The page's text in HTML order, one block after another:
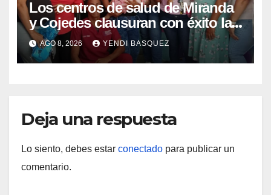
Los centros de salud de Miranda
y Cojedes clausuran con éxito la
Semana Mundial de la Lactancia
Materna
AGO 8, 2026 YENDI BASQUEZ
Deja una respuesta
Lo siento, debes estar conectado para publicar un
comentario.